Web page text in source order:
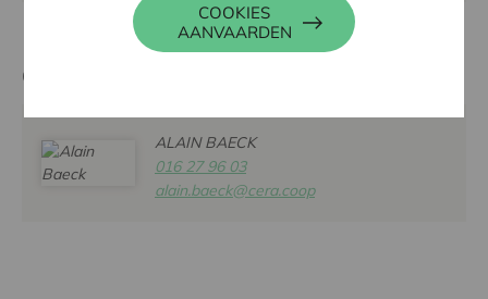
Contactpersoon
ALAIN BAECK
016 27 96 03
alain.baeck@cera.coop
COOKIES
AANVAARDEN